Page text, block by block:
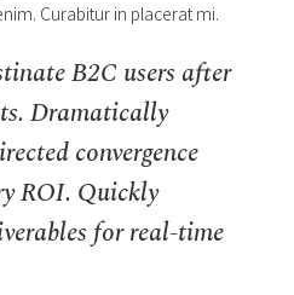
Curabitur in placerat mi.
B2C users after
Dramatically
convergence
ROI. Quickly
for real-time